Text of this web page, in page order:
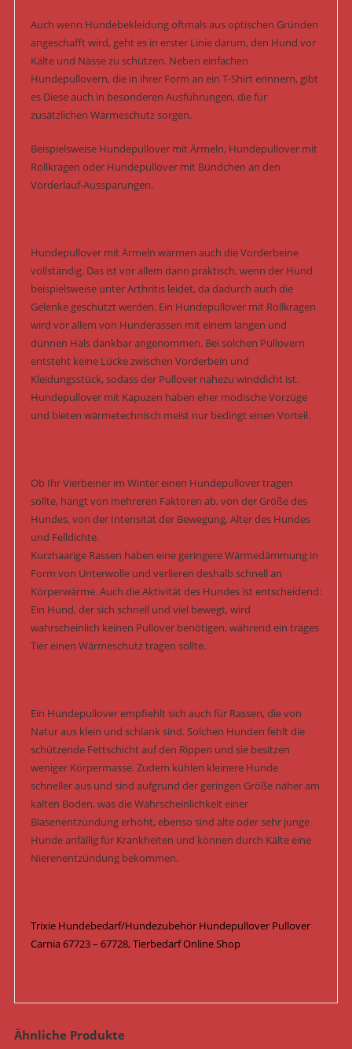
Auch wenn Hundebekleidung oftmals aus optischen Gründen
angeschafft wird, geht es in erster Linie darum, den Hund vor
Kälte und Nässe zu schützen. Neben einfachen
Hundepullovern, die in ihrer Form an ein T-Shirt erinnern, gibt
es Diese auch in besonderen Ausführungen, die für
zusätzlichen Wärmeschutz sorgen.
Beispielsweise Hundepullover mit Ärmeln, Hundepullover mit
Rollkragen oder Hundepullover mit Bündchen an den
Vorderlauf-Aussparungen.
Hundepullover mit Ärmeln wärmen auch die Vorderbeine
vollständig. Das ist vor allem dann praktisch, wenn der Hund
beispielsweise unter Arthritis leidet, da dadurch auch die
Gelenke geschützt werden. Ein Hundepullover mit Rollkragen
wird vor allem von Hunderassen mit einem langen und
dünnen Hals dankbar angenommen. Bei solchen Pullovern
entsteht keine Lücke zwischen Vorderbein und
Kleidungsstück, sodass der Pullover nahezu winddicht ist.
Hundepullover mit Kapuzen haben eher modische Vorzüge
und bieten wärmetechnisch meist nur bedingt einen Vorteil.
Ob Ihr Vierbeiner im Winter einen Hundepullover tragen
sollte, hängt von mehreren Faktoren ab, von der Größe des
Hundes, von der Intensität der Bewegung, Alter des Hundes
und Felldichte.
Kurzhaarige Rassen haben eine geringere Wärmedämmung in
Form von Unterwolle und verlieren deshalb schnell an
Körperwärme. Auch die Aktivität des Hundes ist entscheidend:
Ein Hund, der sich schnell und viel bewegt, wird
wahrscheinlich keinen Pullover benötigen, während ein träges
Tier einen Wärmeschutz tragen sollte.
Ein Hundepullover empfiehlt sich auch für Rassen, die von
Natur aus klein und schlank sind. Solchen Hunden fehlt die
schützende Fettschicht auf den Rippen und sie besitzen
weniger Körpermasse. Zudem kühlen kleinere Hunde
schneller aus und sind aufgrund der geringen Größe näher am
kalten Boden, was die Wahrscheinlichkeit einer
Blasenentzündung erhöht, ebenso sind alte oder sehr junge
Hunde anfällig für Krankheiten und können durch Kälte eine
Nierenentzündung bekommen.
Trixie Hundebedarf/Hundezubehör Hundepullover Pullover
Carnia 67723 – 67728, Tierbedarf Online Shop
Ähnliche Produkte